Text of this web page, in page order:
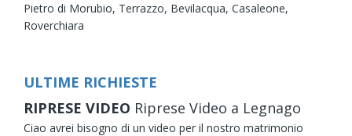
Pietro di Morubio, Terrazzo, Bevilacqua, Casaleone,
Roverchiara
ULTIME RICHIESTE
RIPRESE VIDEO Riprese Video a Legnago
Ciao avrei bisogno di un video per il nostro matrimonio